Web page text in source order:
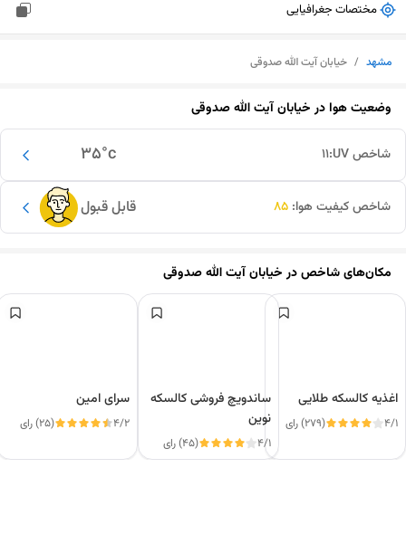
مختصات جغرافیایی
مشهد / خیابان آیت الله صدوقی
وضعیت هوا درخیابان آیت الله صدوقی
35°c شاخص UV: 11
قابل قبول شاخص کیفیت هوا: 85
مکان‌های شاخص درخیابان آیت الله صدوقی
اغذیه کالسکه طلایی
4/1 (279) رای
ساندویچ فروشی کالسکه
نوین
4/1 (45) رای
سرای امین
4/2 (25) رای